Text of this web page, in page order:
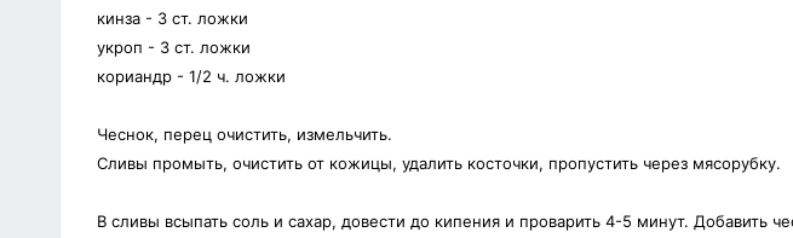
кинза - 3 ст. ложки
укроп - 3 ст. ложки
кориандр - 1/2 ч. ложки
Чеснок, перец очистить, измельчить.
Сливы промыть, очистить от кожицы, удалить косточки, пропустить через мясорубку.
В сливы всыпать соль и сахар, довести до кипения и проварить 4-5 минут. Добавить